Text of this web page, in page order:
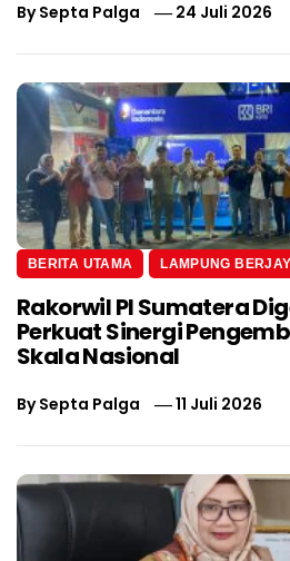
BySepta Palga 24 Juli 2026
BERITA UTAMA LAMPUNG
Rakorwil PI Sumatera
Perkuat Sinergi
Skala Nasional
BySepta Palga 11 Juli 2026